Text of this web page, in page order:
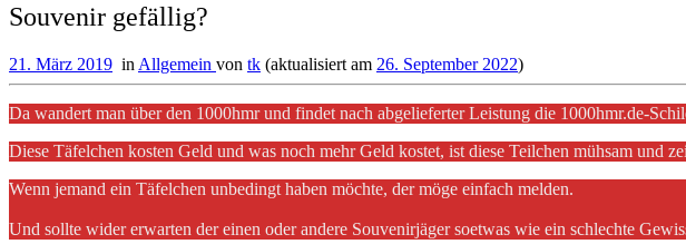
Souvenir gefällig?
21. März 2019 in Allgemein von tk (aktualisiert am 26. September 2022)
Da wandert man über den 1000hmr und findet nach abgelieferter Leistung die 1000hmr.de-
Diese Täfelchen kosten Geld und was noch mehr Geld kostet, ist diese Teilchen mühsam und
Wenn jemand ein Täfelchen unbedingt haben möchte, der möge einfach melden.
Und sollte wider erwarten der einen oder andere Souvenirjäger soetwas wie ein schlechte